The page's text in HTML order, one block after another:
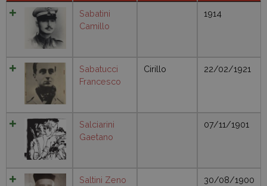
Sabatini
Camillo
1914
Sabatucci
Francesco
Cirillo 22/02/1921
Salciarini
Gaetano
07/11/1901
Saltini Zeno 30/08/1900